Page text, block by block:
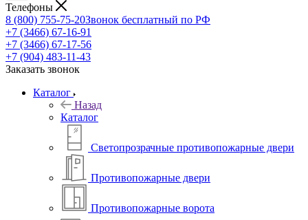
Телефоны
8 (800) 755-75-20Звонок бесплатный по РФ
+7 (3466) 67-16-91
+7 (3466) 67-17-56
+7 (904) 483-11-43
Заказать звонок
Каталог
Назад
Каталог
Светопрозрачные противопожарные двери
Противопожарные двери
Противопожарные ворота